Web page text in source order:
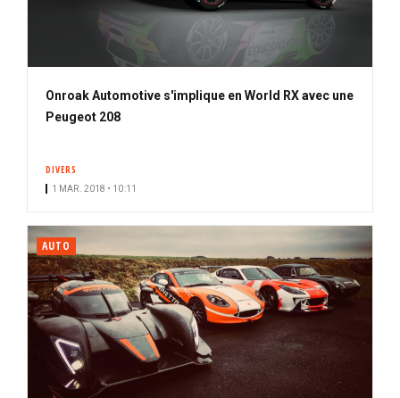
Onroak Automotive s'implique en World RX avec une
Peugeot 208
DIVERS
1 MAR. 2018 • 10:11
AUTO